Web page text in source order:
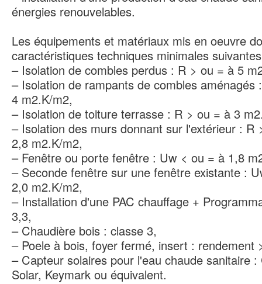
énergies renouvelables.
Les équipements et matériaux mis en oeuvre
caractéristiques techniques minimales
– Isolation de combles perdus : R > ou = à 5
– Isolation de rampants de combles aménagés
4 m2.K/m2,
– Isolation de toiture terrasse : R > ou = à 3
– Isolation des murs donnant sur l'extérieur : R
2,8 m2.K/m2,
– Fenêtre ou porte fenêtre : Uw < ou = à 1,8
– Seconde fenêtre sur une fenêtre existante :
2,0 m2.K/m2,
– Installation d'une PAC chauffage +
3,3,
– Chaudière bois : classe 3,
– Poele à bois, foyer fermé, insert : rendement
– Capteur solaires pour l'eau chaude sanitaire
Solar, Keymark ou équivalent.